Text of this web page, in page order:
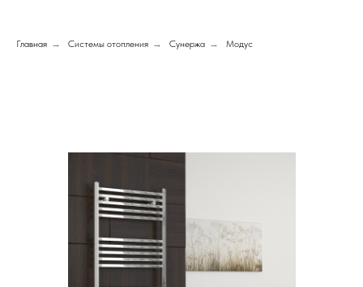
Главная → Системы отопления → Сунержа → Модус